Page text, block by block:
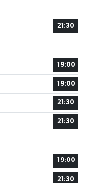
21:30
19:00
19:00
21:30
21:30
19:00
21:30